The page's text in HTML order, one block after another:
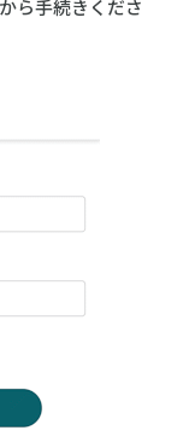
ら手続きくださ